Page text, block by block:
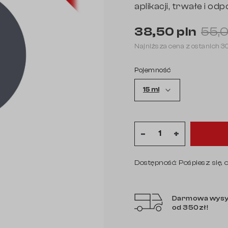
Następny
keyboard_arrow_right
aplikacji, trwałe i
38,50 pln
Najniższa cena z ostanich
Pojemność
Dostępność: Pośpiesz
- +
Darmowa
od 350zł!